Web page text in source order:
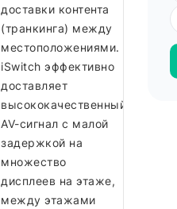
доставки контента
(транкинга) между
местоположениями.
iSwitch эффективно
доставляет
высококачественный
AV-сигнал с малой
задержкой на
множество
дисплеев на этаже,
между этажами